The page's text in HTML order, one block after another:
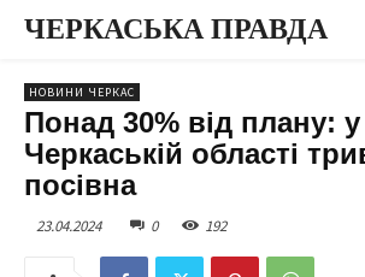
ЧЕРКАСЬКА ПРАВДА
НОВИНИ ЧЕРКАС
Понад 30% від плану: у
Черкаській області
посівна
23.04.2024 0 192